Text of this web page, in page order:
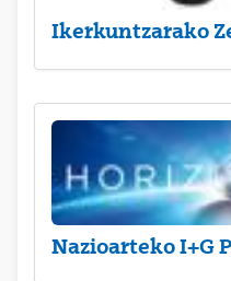
Ikerkuntzarako
Nazioarteko I+G